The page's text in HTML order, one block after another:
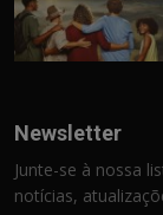
Newsletter
Junte-se à nossa
notícias,